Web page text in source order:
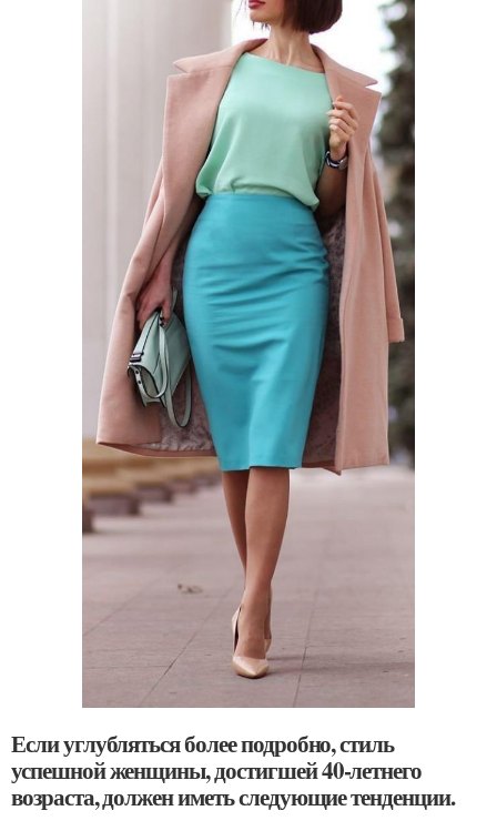
Если углубляться более подробно, стиль
успешной женщины, достигшей 40-летнего
возраста, должен иметь следующие тенденции.